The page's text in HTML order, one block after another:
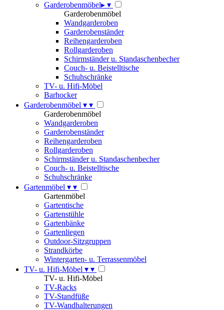
Garderobenmöbel▸ ▾
Garderobenmöbel
Wandgarderoben
Garderobenständer
Reihengarderoben
Rollgarderoben
Schirmständer u. Standaschenbecher
Couch- u. Beistelltische
Schuhschränke
TV- u. Hifi-Möbel
Barhocker
Garderobenmöbel ▾ ▾
Garderobenmöbel
Wandgarderoben
Garderobenständer
Reihengarderoben
Rollgarderoben
Schirmständer u. Standaschenbecher
Couch- u. Beistelltische
Schuhschränke
Gartenmöbel ▾ ▾
Gartenmöbel
Gartentische
Gartenstühle
Gartenbänke
Gartenliegen
Outdoor-Sitzgruppen
Strandkörbe
Wintergarten- u. Terrassenmöbel
TV- u. Hifi-Möbel ▾ ▾
TV- u. Hifi-Möbel
TV-Racks
TV-Standfüße
TV-Wandhalterungen